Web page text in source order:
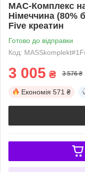
МАС-Комплекс на
Німеччина (80%
Five креатин
Готово до відправки
Код:
3 005 ₴ 3 576 ₴
Економія 571 ₴